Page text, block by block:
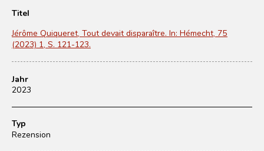
Titel
Jérôme Quiqueret, Tout devait disparaître. In: Hémecht, 75
(2023) 1, S. 121-123.
Jahr
2023
Typ
Rezension